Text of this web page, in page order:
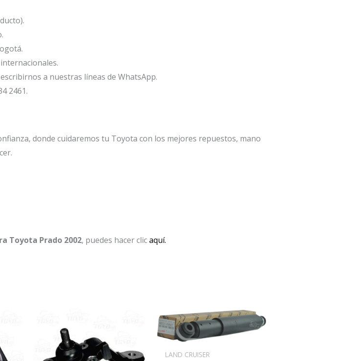
a nuestras líneas de WhatsApp.
2461.
donde cuidaremos tu Toyota con los mejores repuestos, mano
Toyota Prado 2002, puedes hacer clicaquí.
LAND CRUISER